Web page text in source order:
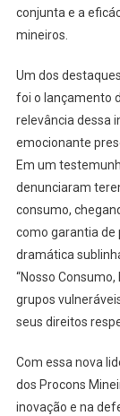
conjunta e a
mineiros.
Um dos
foi o lançamento
relevância dessa
emocionante
Em um
denunciaram
consumo,
como garantia de
dramática
“Nosso
grupos
seus direitos
Com essa nova
dos Procons
inovação e na